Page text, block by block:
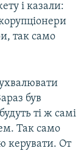
і казали:
так само
був
ті ж самі
Так само
керувати. От